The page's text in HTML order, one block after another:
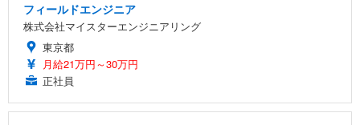
フィールドエンジニア
株式会社マイスターエンジニアリング
東京都
月給21万円～30万円
正社員